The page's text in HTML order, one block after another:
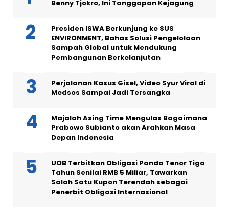
Benny Tjokro, Ini Tanggapan Kejagung
Presiden ISWA Berkunjung ke SUS
ENVIRONMENT, Bahas Solusi Pengelolaan
Sampah Global untuk Mendukung
Pembangunan Berkelanjutan
Perjalanan Kasus Gisel, Video Syur Viral di
Medsos Sampai Jadi Tersangka
Majalah Asing Time Mengulas Bagaimana
Prabowo Subianto akan Arahkan Masa
Depan Indonesia
UOB Terbitkan Obligasi Panda Tenor Tiga
Tahun Senilai RMB 5 Miliar, Tawarkan
Salah Satu Kupon Terendah sebagai
Penerbit Obligasi Internasional